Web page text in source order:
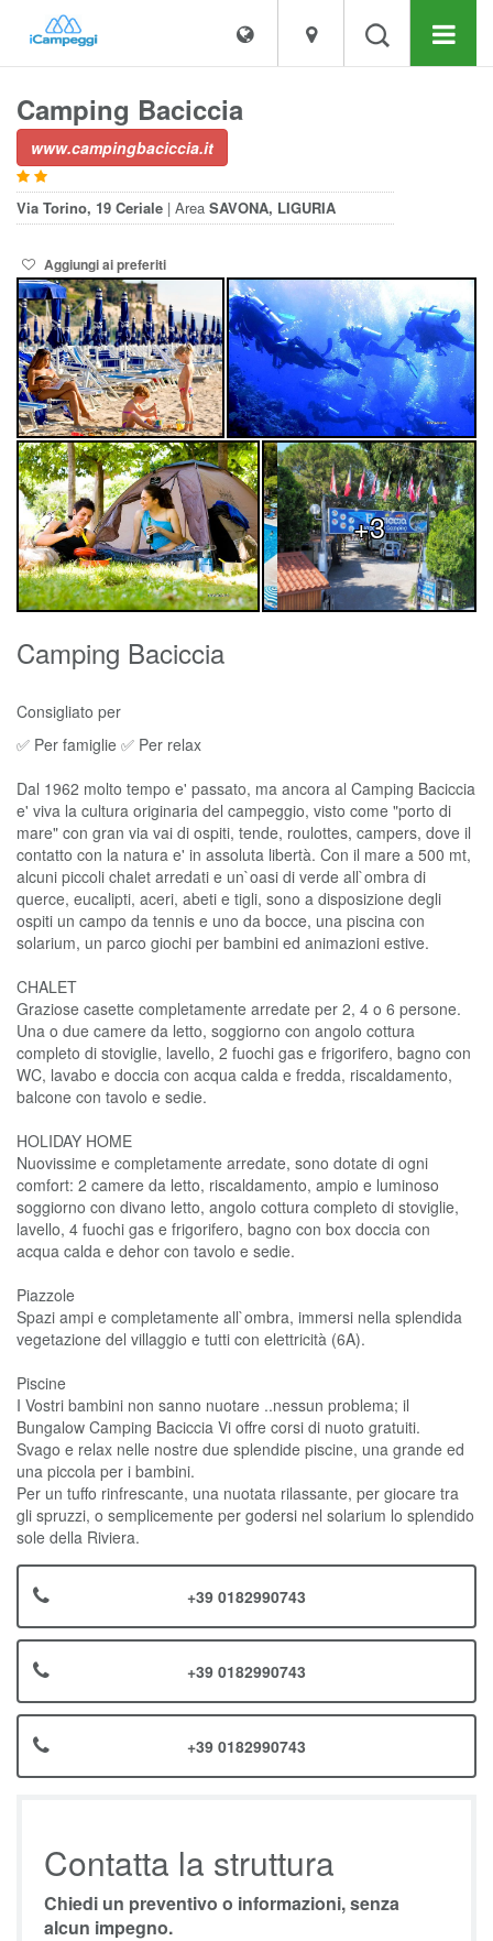
Camping Baciccia
www.campingbaciccia.it
Via Torino, 19 Ceriale | Area SAVONA, LIGURIA
Aggiungi ai preferiti
+3
Camping Baciccia
Consigliato per
✅ Per famiglie ✅ Per relax
Dal 1962 molto tempo e' passato, ma ancora al Camping Baciccia
e' viva la cultura originaria del campeggio, visto come "porto di
mare" con gran via vai di ospiti, tende, roulottes, campers, dove il
contatto con la natura e' in assoluta libertà. Con il mare a 500 mt,
alcuni piccoli chalet arredati e un`oasi di verde all`ombra di
querce, eucalipti, aceri, abeti e tigli, sono a disposizione degli
ospiti un campo da tennis e uno da bocce, una piscina con
solarium, un parco giochi per bambini ed animazioni estive.
CHALET
Graziose casette completamente arredate per 2, 4 o 6 persone.
Una o due camere da letto, soggiorno con angolo cottura
completo di stoviglie, lavello, 2 fuochi gas e frigorifero, bagno con
WC, lavabo e doccia con acqua calda e fredda, riscaldamento,
balcone con tavolo e sedie.
HOLIDAY HOME
Nuovissime e completamente arredate, sono dotate di ogni
comfort: 2 camere da letto, riscaldamento, ampio e luminoso
soggiorno con divano letto, angolo cottura completo di stoviglie,
lavello, 4 fuochi gas e frigorifero, bagno con box doccia con
acqua calda e dehor con tavolo e sedie.
Piazzole
Spazi ampi e completamente all`ombra, immersi nella splendida
vegetazione del villaggio e tutti con elettricità (6A).
Piscine
I Vostri bambini non sanno nuotare ..nessun problema; il
Bungalow Camping Baciccia Vi offre corsi di nuoto gratuiti.
Svago e relax nelle nostre due splendide piscine, una grande ed
una piccola per i bambini.
Per un tuffo rinfrescante, una nuotata rilassante, per giocare tra
gli spruzzi, o semplicemente per godersi nel solarium lo splendido
sole della Riviera.
+39 0182990743
+39 0182990743
+39 0182990743
Contatta la struttura
Chiedi un preventivo o informazioni, senza
alcun impegno.